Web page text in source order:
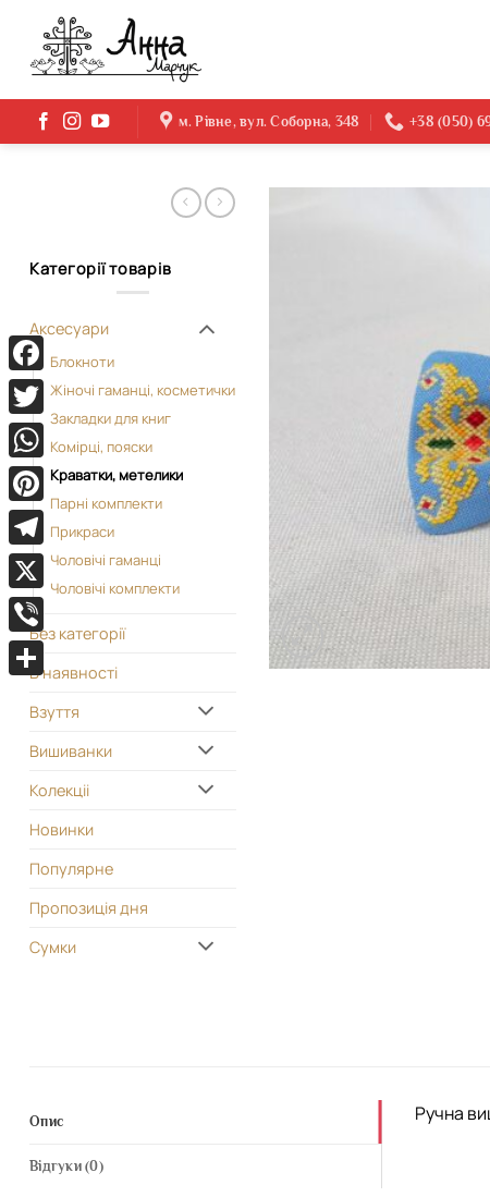
content
м. Рівне, вул. Соборна, 348 +38 (050)
Категорії товарів
Аксесуари
Блокноти
Жіночі гаманці, косметички
Закладки для книг
Комірці, пояски
Краватки, метелики
Парні комплекти
Прикраси
Чоловічі гаманці
Чоловічі комплекти
Без категорії
В наявності
Взуття
Вишиванки
Колекціі
Новинки
Популярне
Пропозиція дня
Сумки
Опис
Відгуки (0)
Ручна
Facebook
Twitter
WhatsApp
Pinterest
Telegram
X
Viber